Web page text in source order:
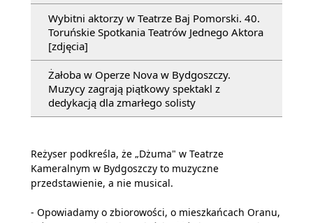
Wybitni aktorzy w Teatrze Baj Pomorski. 40.
Toruńskie Spotkania Teatrów Jednego Aktora
[zdjęcia]
Żałoba w Operze Nova w Bydgoszczy.
Muzycy zagrają piątkowy spektakl z
dedykacją dla zmarłego solisty
Reżyser podkreśla, że „Dżuma" w Teatrze
Kameralnym w Bydgoszczy to muzyczne
przedstawienie, a nie musical.
- Opowiadamy o zbiorowości, o mieszkańcach Oranu,